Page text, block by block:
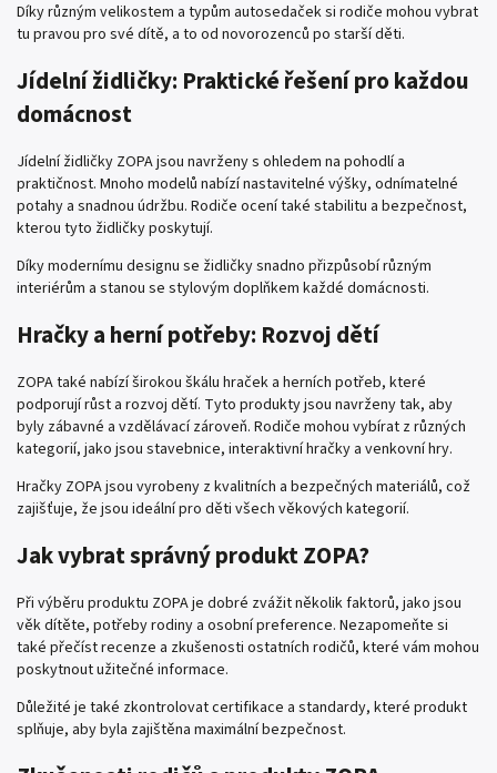
Díky různým velikostem a typům autosedaček si rodiče mohou vybrat
tu pravou pro své dítě, a to od novorozenců po starší děti.
Jídelní židličky: Praktické řešení pro každou
domácnost
Jídelní židličky ZOPA jsou navrženy s ohledem na pohodlí a
praktičnost. Mnoho modelů nabízí nastavitelné výšky, odnímatelné
potahy a snadnou údržbu. Rodiče ocení také stabilitu a bezpečnost,
kterou tyto židličky poskytují.
Díky modernímu designu se židličky snadno přizpůsobí různým
interiérům a stanou se stylovým doplňkem každé domácnosti.
Hračky a herní potřeby: Rozvoj dětí
ZOPA také nabízí širokou škálu hraček a herních potřeb, které
podporují růst a rozvoj dětí. Tyto produkty jsou navrženy tak, aby
byly zábavné a vzdělávací zároveň. Rodiče mohou vybírat z různých
kategorií, jako jsou stavebnice, interaktivní hračky a venkovní hry.
Hračky ZOPA jsou vyrobeny z kvalitních a bezpečných materiálů, což
zajišťuje, že jsou ideální pro děti všech věkových kategorií.
Jak vybrat správný produkt ZOPA?
Při výběru produktu ZOPA je dobré zvážit několik faktorů, jako jsou
věk dítěte, potřeby rodiny a osobní preference. Nezapomeňte si
také přečíst recenze a zkušenosti ostatních rodičů, které vám mohou
poskytnout užitečné informace.
Důležité je také zkontrolovat certifikace a standardy, které produkt
splňuje, aby byla zajištěna maximální bezpečnost.